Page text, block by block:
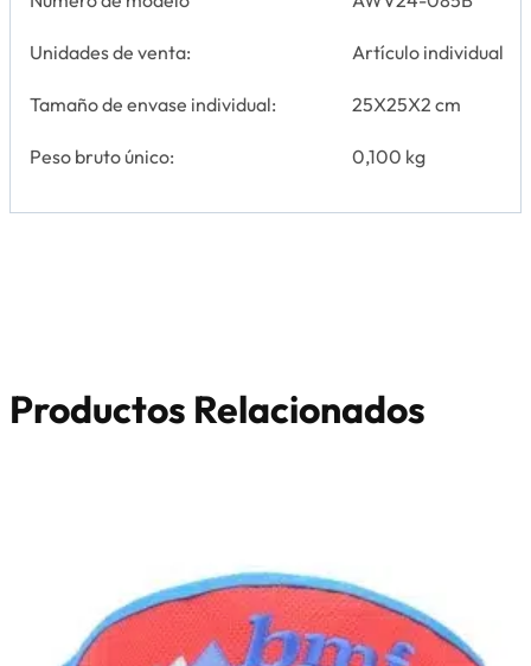
Unidades de venta: Artículo individual
Tamaño de envase individual: 25X25X2 cm
Peso bruto único: 0,100 kg
Productos Relacionados